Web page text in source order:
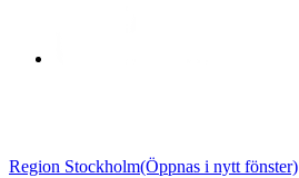
Region Stockholm(Öppnas i nytt fönster)